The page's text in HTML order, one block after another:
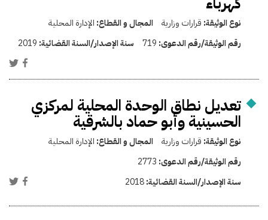
نوع الوثيقة: قرارات وزارية المجال و القطاع: الإدارة المحلية
رقم الوثيقة/رقم الدعوى: 719 سنة الإصدار/السنة القضائية: 2019
تعديل نطاق الوحدة المحلية لمركزي
الحسينية وأبو حماد بالشرقية
نوع الوثيقة: قرارات وزارية المجال و القطاع: الإدارة المحلية
رقم الوثيقة/رقم الدعوى: 2773
سنة الإصدار/السنة القضائية:2018